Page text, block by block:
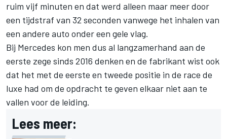
ruim vijf minuten en dat werd alleen maar meer door
een tijdstraf van 32 seconden vanwege het inhalen van
een andere auto onder een gele vlag.
Bij Mercedes kon men dus al langzamerhand aan de
eerste zege sinds 2016 denken en de fabrikant wist ook
dat het met de eerste en tweede positie in de race de
luxe had om de opdracht te geven elkaar niet aan te
vallen voor de leiding.
Lees meer: